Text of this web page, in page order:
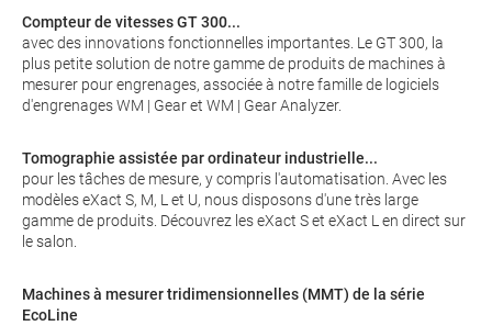
Compteur de vitesses GT 300...
avec des innovations fonctionnelles importantes. Le GT 300, la
plus petite solution de notre gamme de produits de machines à
mesurer pour engrenages, associée à notre famille de logiciels
d'engrenages WM | Gear et WM | Gear Analyzer.
Tomographie assistée par ordinateur industrielle...
pour les tâches de mesure, y compris l'automatisation. Avec les
modèles eXact S, M, L et U, nous disposons d'une très large
gamme de produits. Découvrez les eXact S et eXact L en direct sur
le salon.
Machines à mesurer tridimensionnelles (MMT) de la série
EcoLine